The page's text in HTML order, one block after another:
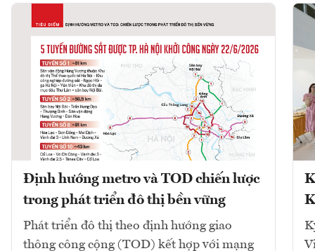
Định hướng metro và TOD chiến lược
trong phát triển đô thị bền vững
Phát triển đô thị theo định hướng giao
thông công cộng (TOD) kết hợp với mạng